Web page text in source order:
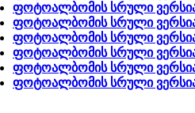
ფოტოალბომის სრული
ფოტოალბომის სრული
ფოტოალბომის სრული
ფოტოალბომის სრული
ფოტოალბომის სრული
ფოტოალბომის სრული ვერსია